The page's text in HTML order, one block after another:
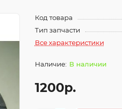
Код товара
Тип запчасти
Все характеристики
В наличии
1200р.